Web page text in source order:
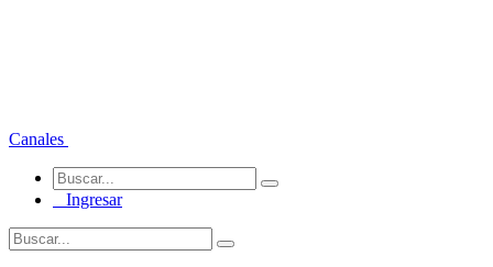
Canales
Ingresar